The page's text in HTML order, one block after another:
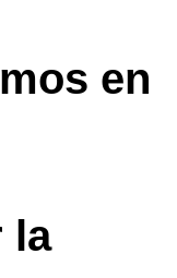
en
la